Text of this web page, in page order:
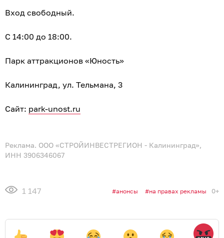
Вход свободный.
С 14:00 до 18:00.
Парк аттракционов «Юность»
Калининград, ул. Тельмана, 3
Сайт: park-unost.ru
Реклама. ООО «СТРОЙИНВЕСТРЕГИОН - Калининград»,
ИНН 3906346067
1 147 анонсы на правах рекламы 0+